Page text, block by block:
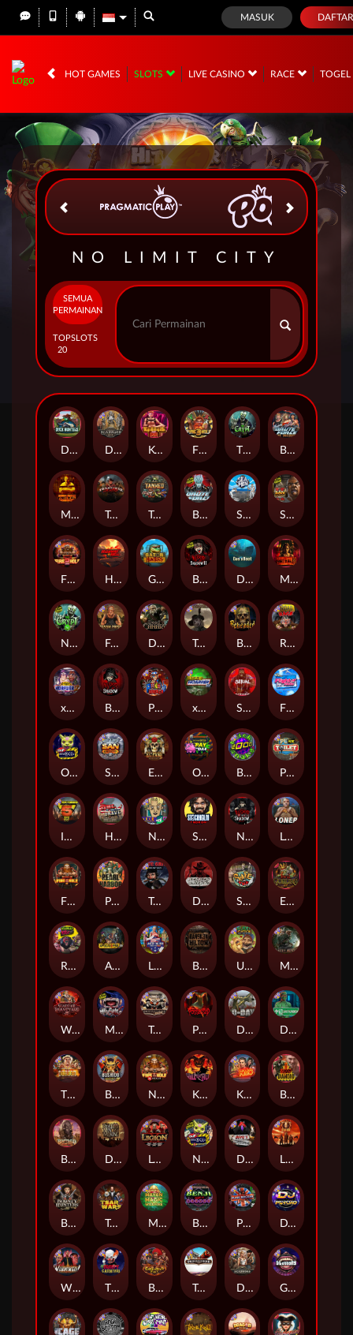
MASUK DAFTAR
HOT GAMES SLOTS LIVE CASINO RACE TOGEL
IDR
NO LIMIT CITY
SEMUA
PERMAINAN
TOP
20
SLOTS
Nexus Blood & Shadow
Seamen
Kill Em All Blood Diamond
Duck Hunters Fire in the Hole 3
Dead, Dead, or Deader
Nexus Fire In The Hole xBomb
Highway to Hell
Dead Men Walking
Tsar Wars
Brute Force
Home of the Brave
Mental 2
Tombstone Slaughter San Quentin 2: Death Row
Blood & Shadow
Blood & Shadow 2
Mental
Munchies
Skate or Die
Stockholm Syndrome
The Crypt
Apocalypse Super xNudge
Outsourced
Punk Rocker 2
Deadwood R.I.P
Beheaded
Bangkok Hilton
Brute Force: Alien Onslaught
Nexus Outsourced
Nexus The Crypt
Gator Hunters
Loner
Kenneth Must Die
Tombstone RIP
Fire in the Hole 2
Outsourced: Payday
Tanked
Fire In The Hole xBomb
Tombstone No Mercy
Folsom Prison
Roadkill
Das xBoot
Kiss My Chainsaw
Road Rage
xWays Hoarder 2
Nine To Five
Bounty Hunters xNudge®
El Pasa Gunfight xNudge
Land of the Free
Brick Snake 2000
Warrior Graveyard xNudge
Flight Mode
Little Bighorn
Benji Killed in Vegas
Barbarian Fury
Devil's Crossroad
Evil Goblins xBomb
San Quentin xWays
Gluttony
Serial
Mayan Magic Wildfire
Punk Toilet
Possessed
Legion X
Deadwood xNudge
Disturbed
DJ Psycho
Buffalo Hunter
Tombstone
Punk Rocker
The Creepy Carnival
Pearl Harbor
Whacked
Infectious 5 xWays
Dead Canary
Misery Mining
True Grit Redemption
xWays Hoarder xSplit
Bushido Way xNudge
D Day
The Border
Ugliest Catch